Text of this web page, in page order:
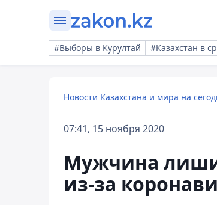
#Выборы в Курултай #Казахстан в
Новости Казахстана и мира на
07:41, 15 ноября 2020
Мужчина
из-за